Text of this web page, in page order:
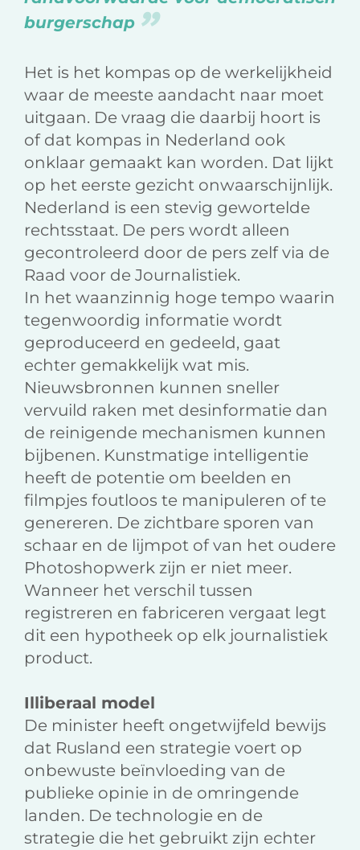
burgerschap
Het is het kompas op de werkelijkheid
waar de meeste aandacht naar moet
uitgaan. De vraag die daarbij hoort is
of dat kompas in Nederland ook
onklaar gemaakt kan worden. Dat lijkt
op het eerste gezicht onwaarschijnlijk.
Nederland is een stevig gewortelde
rechtsstaat. De pers wordt alleen
gecontroleerd door de pers zelf via de
Raad voor de Journalistiek.
In het waanzinnig hoge tempo waarin
tegenwoordig informatie wordt
geproduceerd en gedeeld, gaat
echter gemakkelijk wat mis.
Nieuwsbronnen kunnen sneller
vervuild raken met desinformatie dan
de reinigende mechanismen kunnen
bijbenen. Kunstmatige intelligentie
heeft de potentie om beelden en
filmpjes foutloos te manipuleren of te
genereren. De zichtbare sporen van
schaar en de lijmpot of van het oudere
Photoshopwerk zijn er niet meer.
Wanneer het verschil tussen
registreren en fabriceren vergaat legt
dit een hypotheek op elk journalistiek
product.
Illiberaal model
De minister heeft ongetwijfeld bewijs
dat Rusland een strategie voert op
onbewuste beïnvloeding van de
publieke opinie in de omringende
landen. De technologie en de
strategie die het gebruikt zijn echter